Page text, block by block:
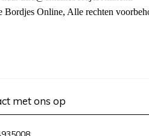
Online, Alle rechten
met ons op